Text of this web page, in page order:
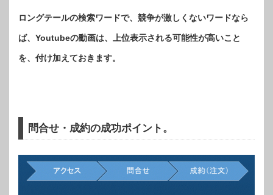
ロングテールの検索ワードで、競争が激しくないワードなら
ば、Youtubeの動画は、上位表示される可能性が高いこと
を、付け加えておきます。
問合せ・成約の成功ポイント。